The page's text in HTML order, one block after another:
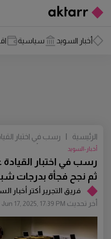
أخبار السويد سياسية
فريق التجرير أكتر أخبار
أخر تحديث Jun 17, 2025, 17:39 PM
رسب في اختبار
ثم نجح فجأة بدرجات
أخبار-السويد
الرئيسية |
رسب في اختبار